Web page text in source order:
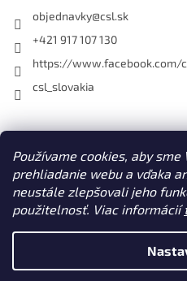
Používame cookies, aby
prehliadanie webu a vďaka
neustále zlepšovali jeho
použitelnosť. Viac informácií
objednavky@csl.sk
+421 917 107 130
https://www.facebook.com/
csl_slovakia
Facebook